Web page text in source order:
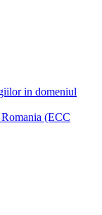
in domeniul
(ECC